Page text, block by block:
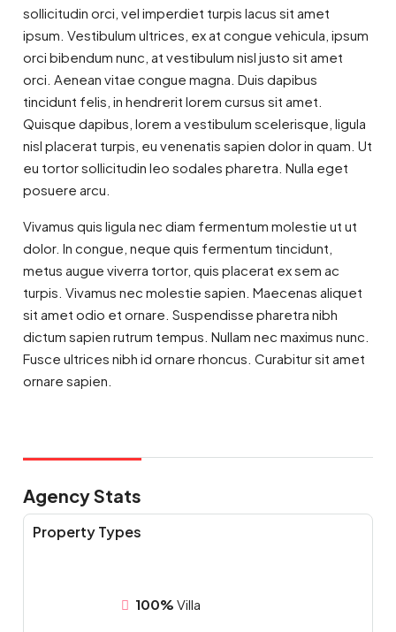
sollicitudin orci, vel imperdiet turpis lacus sit amet
ipsum. Vestibulum ultrices, ex at congue vehicula, ipsum
orci bibendum nunc, at vestibulum nisl justo sit amet
orci. Aenean vitae congue magna. Duis dapibus
tincidunt felis, in hendrerit lorem cursus sit amet.
Quisque dapibus, lorem a vestibulum scelerisque, ligula
nisl placerat turpis, eu venenatis sapien dolor in quam. Ut
eu tortor sollicitudin leo sodales pharetra. Nulla eget
posuere arcu.
Vivamus quis ligula nec diam fermentum molestie ut ut
dolor. In congue, neque quis fermentum tincidunt,
metus augue viverra tortor, quis placerat ex sem ac
turpis. Vivamus nec molestie sapien. Maecenas aliquet
sit amet odio et ornare. Suspendisse pharetra nibh
dictum sapien rutrum tempus. Nullam nec maximus nunc.
Fusce ultrices nibh id ornare rhoncus. Curabitur sit amet
ornare sapien.
Agency Stats
Property Types
100% Villa